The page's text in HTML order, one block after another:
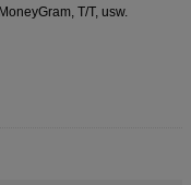
T/T, usw.